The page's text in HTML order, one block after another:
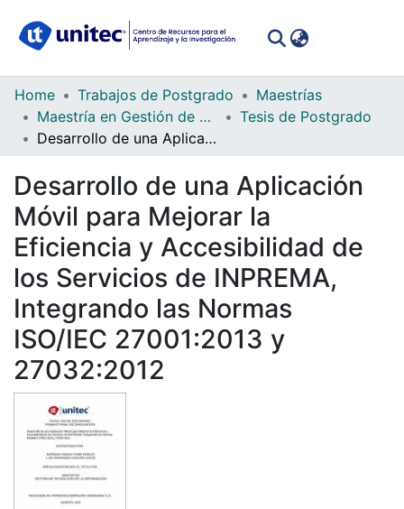
Communities
Collections
All of DSpace
Statistics
Home Trabajos de Postgrado
Maestrías
Maestría en Gestión de Tecnologías de la Información
Tesis de Postgrado
Desarrollo de una Aplicación Móvil para Mejorar la Eficiencia y Accesibilidad de los Servicios de INPREMA, Integrando las Normas ISO/IEC 27001:2013 y 27032:2012
Desarrollo de una Aplicación
Móvil para Mejorar la
Eficiencia y Accesibilidad de
los Servicios de INPREMA,
Integrando las Normas
ISO/IEC 27001:2013 y
27032:2012